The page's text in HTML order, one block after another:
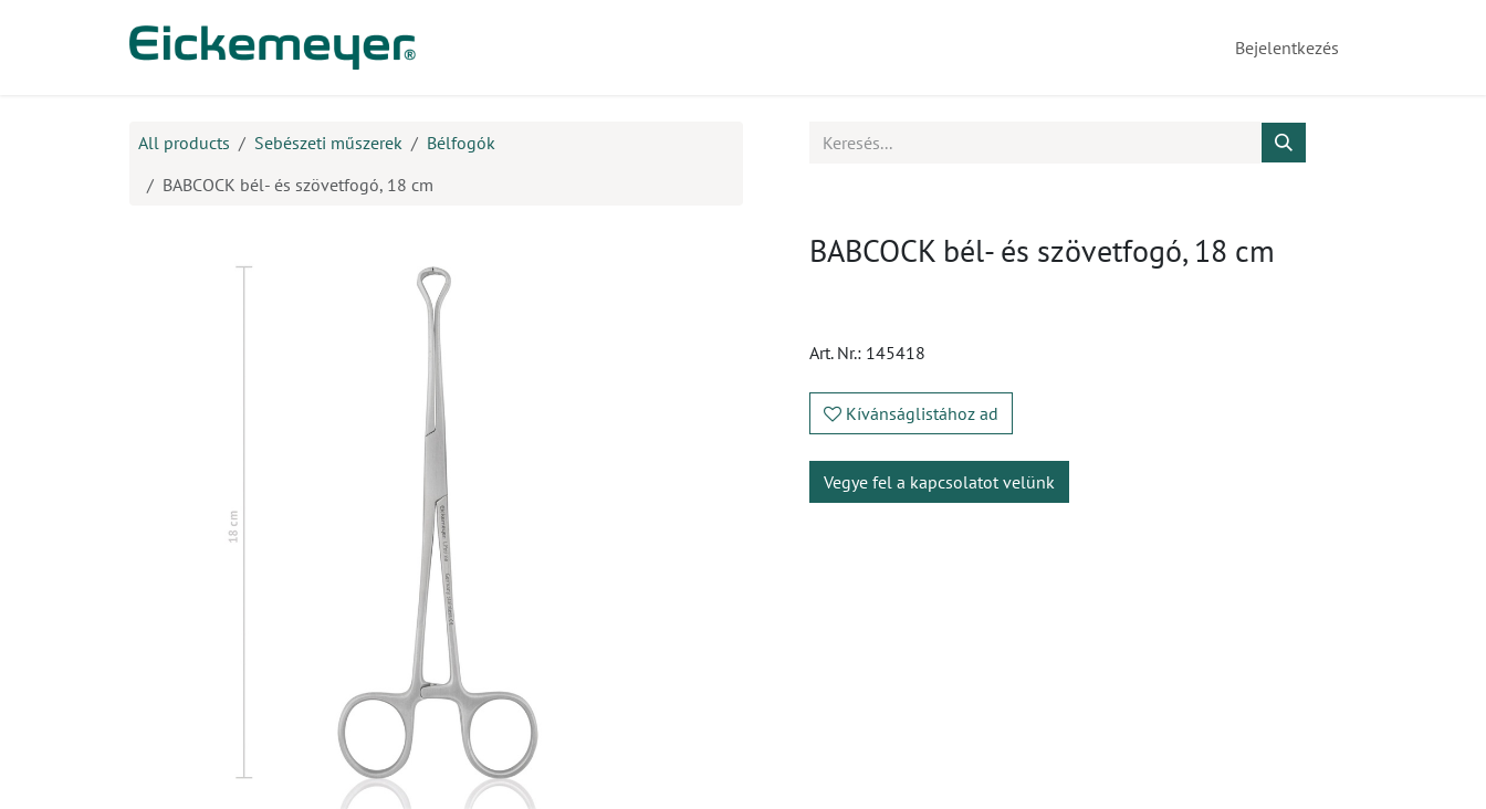
Bejelentkezés
All products Sebészeti műszerek
Bélfogók
BABCOCK bél- és szövetfogó, 18 cm
BABCOCK bél- és szövetfogó, 18 cm
Art. Nr.: 145418
Kívánságlistához ad
Vegye fel a kapcsolatot velünk